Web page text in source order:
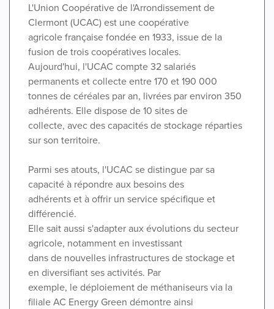
L'Union Coopérative de l'Arrondissement de
Clermont (UCAC) est une coopérative
agricole française fondée en 1933, issue de la
fusion de trois coopératives locales.
Aujourd'hui, l'UCAC compte 32 salariés
permanents et collecte entre 170 et 190 000
tonnes de céréales par an, livrées par environ 350
adhérents. Elle dispose de 10 sites de
collecte, avec des capacités de stockage réparties
sur son territoire.
Parmi ses atouts, l'UCAC se distingue par sa
capacité à répondre aux besoins des
adhérents et à offrir un service spécifique et
différencié.
Elle sait aussi s'adapter aux évolutions du secteur
agricole, notamment en investissant
dans de nouvelles infrastructures de stockage et
en diversifiant ses activités. Par
exemple, le déploiement de méthaniseurs via la
filiale AC Energy Green démontre ainsi